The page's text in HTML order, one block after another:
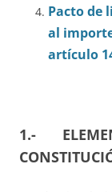
Pacto de
al
artículo
1.-